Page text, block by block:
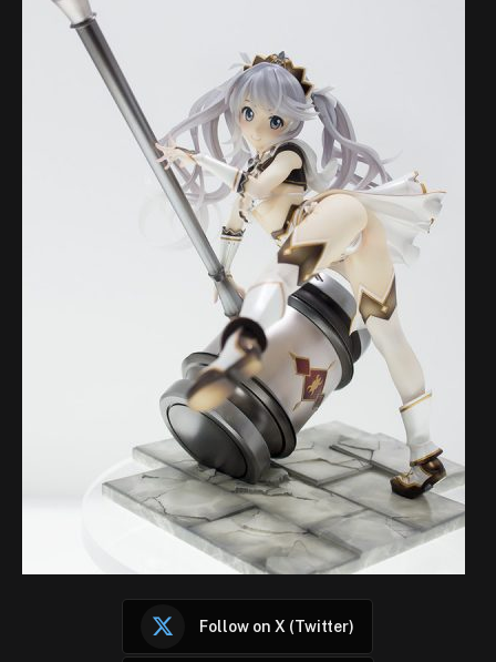
Follow on X (Twitter)